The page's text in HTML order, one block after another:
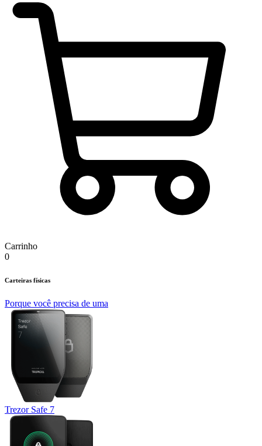
Carrinho
0
Carteiras físicas
Porque você precisa de uma
Trezor Safe 7